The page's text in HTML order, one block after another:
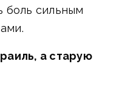
боль сильным
а старую